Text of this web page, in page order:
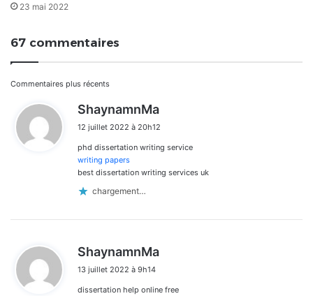
23 mai 2022
67 commentaires
Navigation
dans
les
commentaires
Commentaires plus récents
ShaynamnMa
t
12 juillet 2022 à 20h12
phd dissertation writing service
writing papers
best dissertation writing services uk
chargement…
ShaynamnMa
13 juillet 2022 à 9h14
dissertation help online free